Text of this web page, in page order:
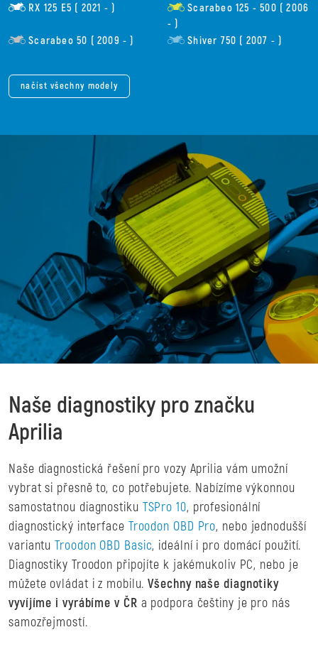
RX 125 E5 ( 2021 - )
Scarabeo 125 - 500 ( 2006
- )
Scarabeo 50 ( 2009 - )
Shiver 750 ( 2007 - )
načíst všechny modely
Naše diagnostiky pro značku
Aprilia
Naše diagnostická řešení pro vozy Aprilia vám umožní
vybrat si přesně to, co potřebujete. Nabízíme výkonnou
samostatnou diagnostiku TSPro 10, profesionální
diagnostický interface Troodon OBD Pro, nebo jednodušší
variantuTroodon OBD Basic, ideální i pro domácí použití.
Diagnostiky Troodon připojíte k jakémukoliv PC, nebo je
můžete ovládat i z mobilu.Všechny naše diagnotiky
vyvíjíme i vyrábíme v ČR a podpora češtiny je pro nás
samozřejmostí.